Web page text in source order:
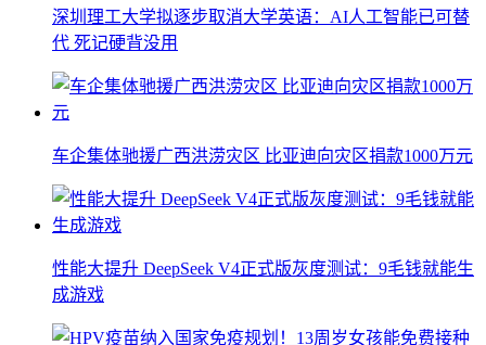
深圳理工大学拟逐步取消大学英语：AI人工智能已可替
代 死记硬背没用
车企集体驰援广西洪涝灾区 比亚迪向灾区捐款1000万元
性能大提升 DeepSeek V4正式版灰度测试：9毛钱就能生
成游戏